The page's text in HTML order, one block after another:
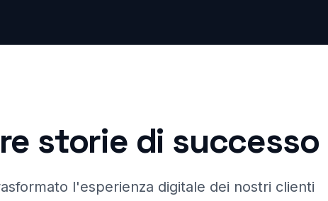
storie di successo
l'esperienza digitale dei nostri clienti